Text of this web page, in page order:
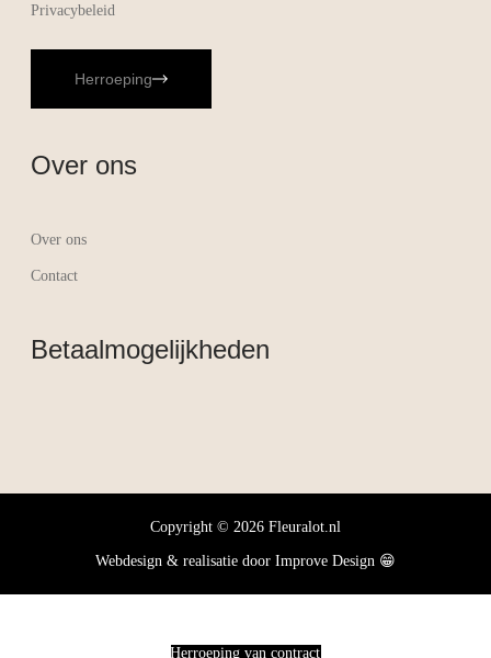
Privacybeleid
Herroeping
Over ons
Over ons
Contact
Betaalmogelijkheden
Copyright © 2026 Fleuralot.nl
Webdesign & realisatie door Improve Design 😁
Herroeping van contract